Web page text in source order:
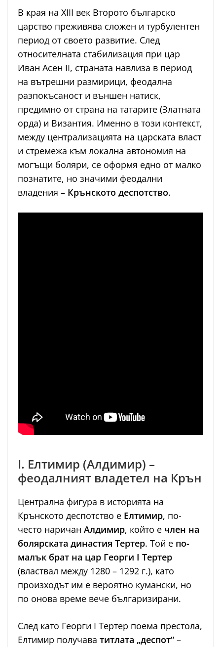
В края на XIII век Второто българско
царство преживява сложен и турбулентен
период от своето развитие. След
относителната стабилизация при цар
Иван Асен II, страната навлиза в период
на вътрешни размирици, феодална
разпокъсаност и външен натиск,
предимно от страна на татарите (Златната
орда) и Византия. Именно в този контекст,
между централизацията на царската власт
и стремежа към локална автономия на
могъщи боляри, се оформя едно от малко
познатите, но значими феодални
владения – Крънското деспотство.
I. Елтимир (Алдимир) –
феодалният владетел на Крън
Централна фигура в историята на
Крънското деспотство е Елтимир, по-
често наричан Алдимир, който е член на
болярската династия Тертер. Той е по-
малък брат на цар Георги I Тертер
(властвал между 1280 – 1292 г.), като
произходът им е вероятно кумански, но
по онова време вече българизирани.
След като Георги I Тертер поема престола,
Елтимир получава титлата „деспот“ –